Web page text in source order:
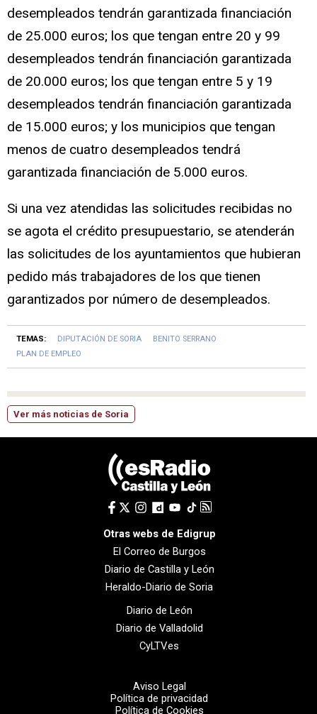
desempleados tendrán garantizada financiación
de 25.000 euros; los que tengan entre 20 y 99
desempleados tendrán financiación garantizada
de 20.000 euros; los que tengan entre 5 y 19
desempleados tendrán financiación garantizada
de 15.000 euros; y los municipios que tengan
menos de cuatro desempleados tendrá
garantizada financiación de 5.000 euros.
Si una vez atendidas las solicitudes recibidas no
se agota el crédito presupuestario, se atenderán
las solicitudes de los ayuntamientos que hubieran
pedido más trabajadores de los que tienen
garantizados por número de desempleados.
TEMAS: DIPUTACIÓN DE SORIA
BENITO SERRANO
PLAN DE EMPLEO
Ver más noticias de Soria
Otras webs de Edigrup
El Correo de Burgos
Diario de Castilla y León
Heraldo-Diario de Soria
Diario de León
Diario de Valladolid
CyLTV.es
Aviso Legal
Política de privacidad
Política de Cookies